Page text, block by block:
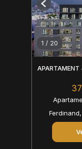
1 / 20
Previous
APARTAMENT